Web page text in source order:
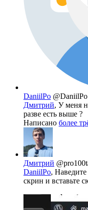
DaniilPo @DaniilPo
Дмитрий, У меня
разве есть выше ?
Написано более
Дмитрий
DaniilPo, Наведите
скрин и вставьте